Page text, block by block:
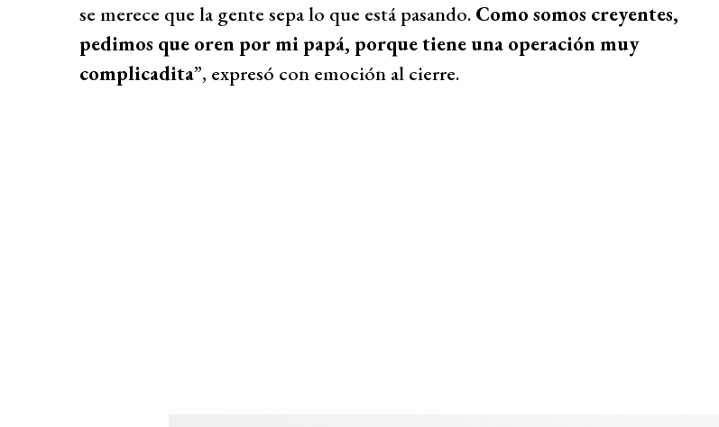
se merece que la gente sepa lo que está pasando. Como somos creyentes,
pedimos que oren por mi papá, porque tiene una operación muy
complicadita”, expresó con emoción al cierre.